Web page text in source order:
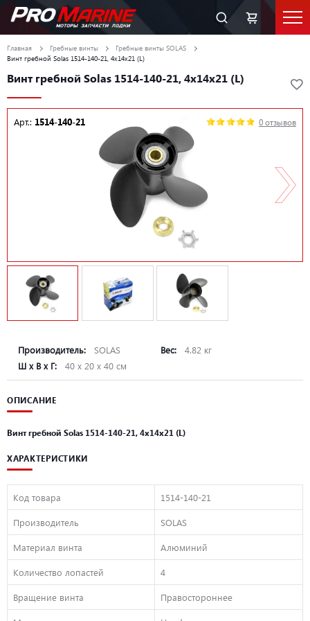
Главная Гребные винты
Гребные винты SOLAS
Винт гребной Solas 1514-140-21, 4x14x21 (L)
Винт гребной Solas 1514-140-21, 4x14x21 (L)
Арт.: 1514-140-21 0 отзывов
Производитель: SOLAS Вес:
4.82 кг
Ш х В х Г:
40 х 20 х 40 см
ОПИСАНИЕ
Винт гребной Solas 1514-140-21, 4x14x21 (L)
ХАРАКТЕРИСТИКИ
Код товара 1514-140-21
Производитель SOLAS
Материал винта Алюминий
Количество лопастей 4
Вращение винта Правостороннее